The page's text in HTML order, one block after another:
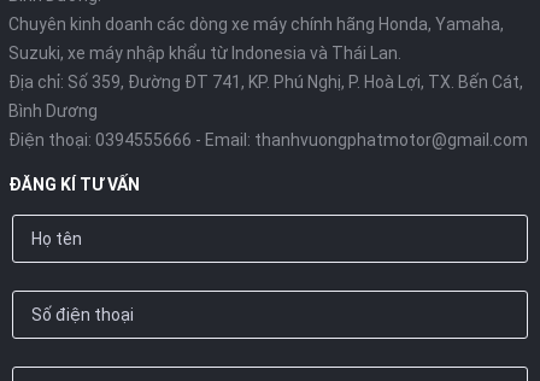
Chuyên kinh doanh các dòng xe máy chính hãng Honda, Yamaha,
Suzuki, xe máy nhập khẩu từ Indonesia và Thái Lan.
Địa chỉ: Số 359, Đường ĐT 741, KP. Phú Nghị, P. Hoà Lợi, TX. Bến Cát,
Bình Dương
Điện thoại: 0394555666 - Email: thanhvuongphatmotor@gmail.com
ĐĂNG KÍ TƯ VẤN